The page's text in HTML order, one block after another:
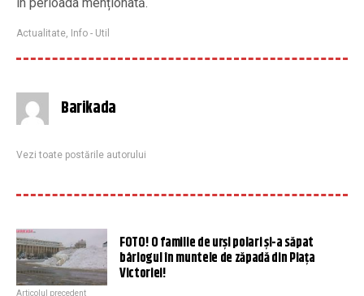
Actualitate, Info - Util
Barikada
Vezi toate postările autorului
FOTO! O familie de urşi polari şi-a săpat
bârlogul în muntele de zăpadă din Piaţa
Victoriei!
Articolul precedent